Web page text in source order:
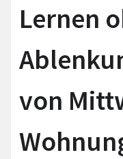
Lernen
von